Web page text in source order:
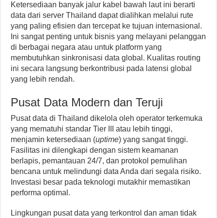
Ketersediaan banyak jalur kabel bawah laut ini berarti
data dari server Thailand dapat dialihkan melalui rute
yang paling efisien dan tercepat ke tujuan internasional.
Ini sangat penting untuk bisnis yang melayani pelanggan
di berbagai negara atau untuk platform yang
membutuhkan sinkronisasi data global. Kualitas routing
ini secara langsung berkontribusi pada latensi global
yang lebih rendah.
Pusat Data Modern dan Teruji
Pusat data di Thailand dikelola oleh operator terkemuka
yang mematuhi standar Tier III atau lebih tinggi,
menjamin ketersediaan (uptime) yang sangat tinggi.
Fasilitas ini dilengkapi dengan sistem keamanan
berlapis, pemantauan 24/7, dan protokol pemulihan
bencana untuk melindungi data Anda dari segala risiko.
Investasi besar pada teknologi mutakhir memastikan
performa optimal.
Lingkungan pusat data yang terkontrol dan aman tidak